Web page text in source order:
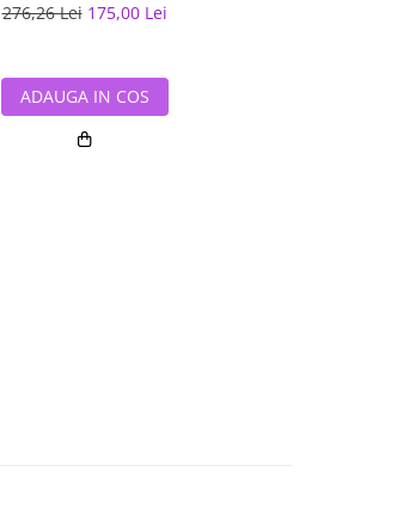
276,26 Lei 175,00 Lei
ADAUGA IN COS